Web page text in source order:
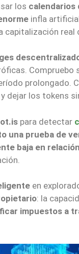
los calendarios
infla
capitalización real
Compruebo
prolongado.
y dejar los tokens
para detectar
una prueba de
baja en
en
: la
impuestos a